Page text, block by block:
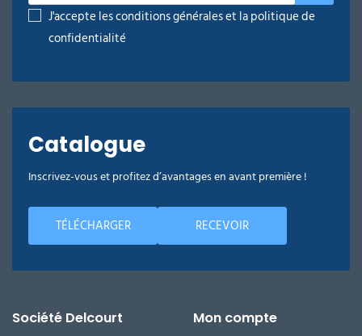
J'accepte les conditions générales et la politique de
confidentialité
Catalogue
Inscrivez-vous et profitez d’avantages en avant première !
TÉLÉCHARGER RECEVOIR
Société Delcourt
Mon compte